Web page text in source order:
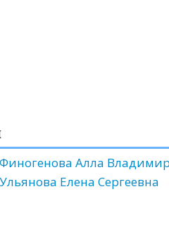
Алла
Елена Сергеевна